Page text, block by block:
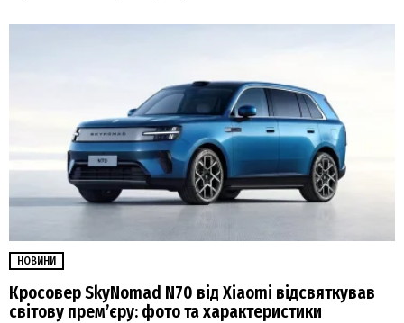
НОВИНИ
Кросовер SkyNomad N70 від Xiaomi відсвяткував
світову прем’єру: фото та характеристики